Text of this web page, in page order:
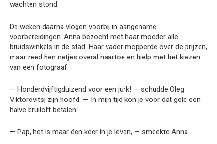
wachten stond.
De weken daarna vlogen voorbij in aangename
voorbereidingen. Anna bezocht met haar moeder alle
bruidswinkels in de stad. Haar vader mopperde over de prijzen,
maar reed hen netjes overal naartoe en hielp met het kiezen
van een fotograaf.
— Honderdvijftigduizend voor een jurk! — schudde Oleg
Viktorovitsj zijn hoofd. — In mijn tijd kon je voor dat geld een
halve bruiloft betalen!
— Pap, het is maar één keer in je leven, — smeekte Anna.